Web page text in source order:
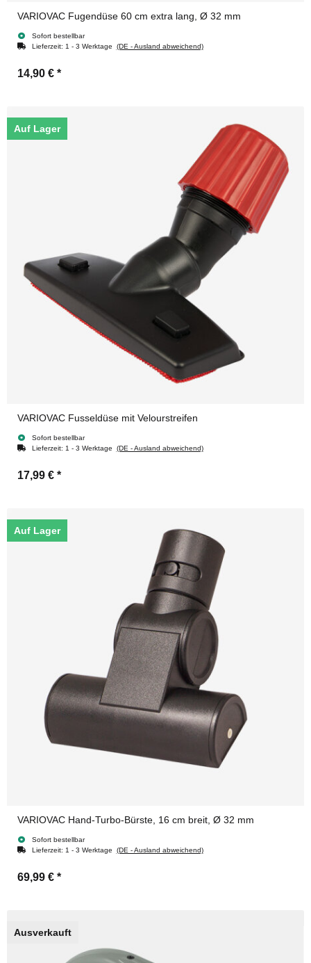
VARIOVAC Fugendüse 60 cm extra lang, Ø 32 mm
Sofort bestellbar
Lieferzeit: 1 - 3 Werktage (DE - Ausland abweichend)
14,90 € *
Auf Lager
VARIOVAC Fusseldüse mit Velourstreifen
Sofort bestellbar
Lieferzeit: 1 - 3 Werktage (DE - Ausland abweichend)
17,99 € *
Auf Lager
VARIOVAC Hand-Turbo-Bürste, 16 cm breit, Ø 32 mm
Sofort bestellbar
Lieferzeit: 1 - 3 Werktage (DE - Ausland abweichend)
69,99 € *
Ausverkauft